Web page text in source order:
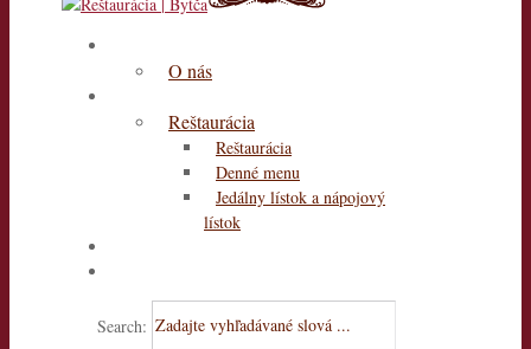
O nás
Reštaurácia
Reštaurácia
Denné menu
Jedálny lístok a nápojový
lístok
Search: